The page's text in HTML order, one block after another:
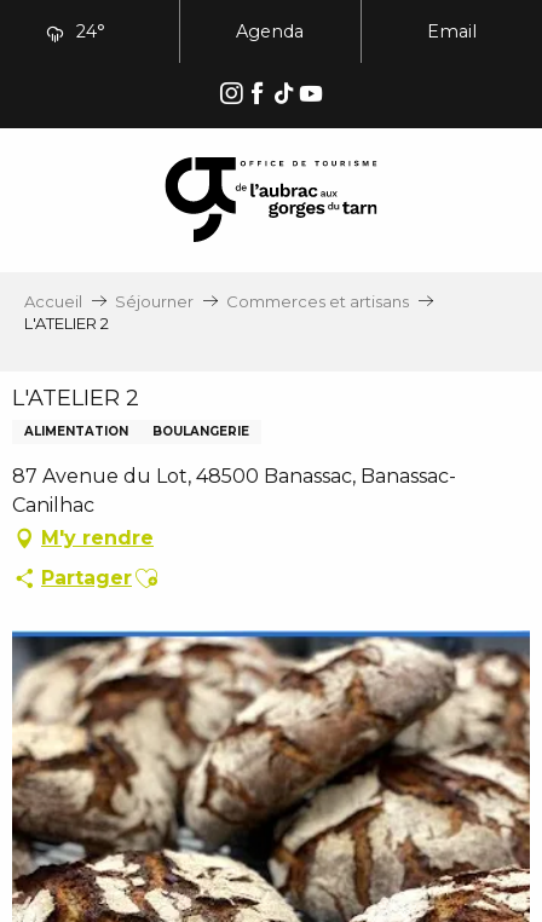
24° Agenda Email
Accueil Séjourner
Commerces et artisans
L'ATELIER 2
L'ATELIER 2
ALIMENTATION BOULANGERIE
87 Avenue du Lot, 48500 Banassac, Banassac-
Canilhac
M'y rendre
PartagerAjouter aux favoris